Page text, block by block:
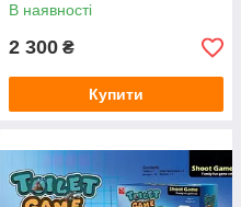
В наявності
2 300 ₴
Купити